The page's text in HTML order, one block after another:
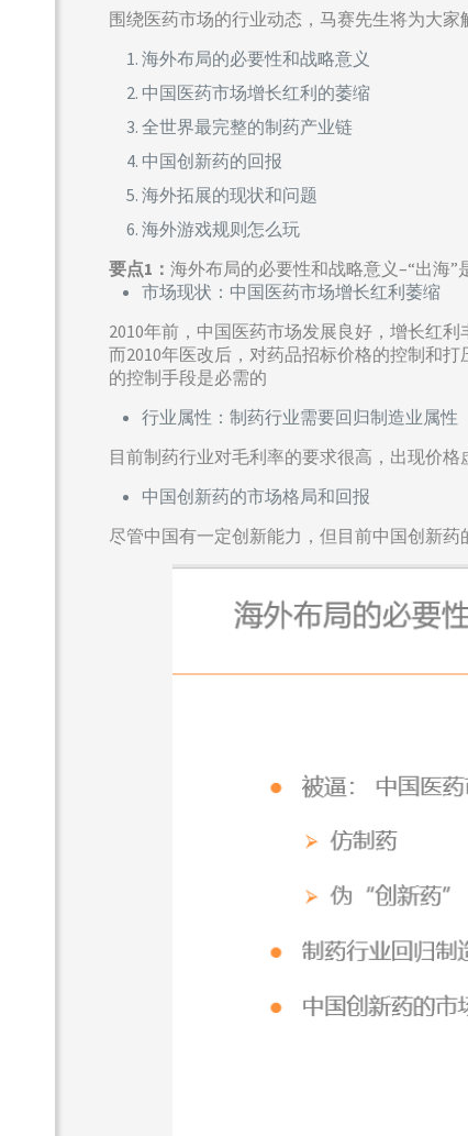
围绕医药市场的行业动态，马赛先生将为大家
海外布局的必要性和战略意义
中国医药市场增长红利的萎缩
全世界最完整的制药产业链
中国创新药的回报
海外拓展的现状和问题
海外游戏规则怎么玩
要点1：海外布局的必要性和战略意义–“出海”
市场现状：中国医药市场增长红利萎缩
2010年前，中国医药市场发展良好，增长红
而2010年医改后，对药品招标价格的控制和
的控制手段是必需的
行业属性：制药行业需要回归制造业属性
目前制药行业对毛利率的要求很高，出现价
中国创新药的市场格局和回报
尽管中国有一定创新能力，但目前中国创新